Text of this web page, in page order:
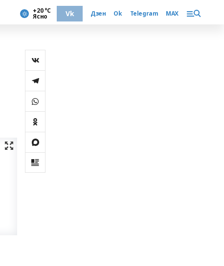
+20 °С
Ясно Vk Дзен Ok Telegram MAX